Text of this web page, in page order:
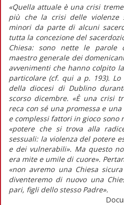
«Quella attuale è una crisi
più che la crisi delle violenze
minori da parte di alcuni
tutta la concezione del
Chiesa: sono nette le parole
maestro generale dei
avvenimenti che hanno colpito
particolare (cf. qui a p. 193).
della diocesi di Dublino
scorso dicembre. «È una crisi
reca con sé una promessa e
e complessi fattori in gioco
«potere che si trova alla
sessuali: la violenza del potere
e dei vulnerabili». Ma questo
era mite e umile di cuore».
«non avremo una Chiesa
diventeremo di nuovo una
pari, figli dello stesso Padre».